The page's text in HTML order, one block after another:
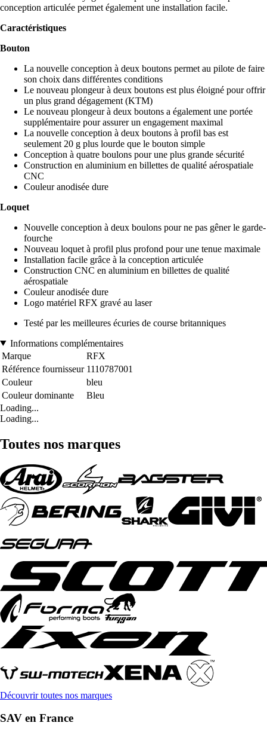
conception articulée permet également une installation facile.
Caractéristiques
Bouton
La nouvelle conception à deux boutons permet au pilote de faire
son choix dans différentes conditions
Le nouveau plongeur à deux boutons est plus éloigné pour offrir
un plus grand dégagement (KTM)
Le nouveau plongeur à deux boutons a également une portée
supplémentaire pour assurer un engagement maximal
La nouvelle conception à deux boutons à profil bas est
seulement 20 g plus lourde que le bouton simple
Conception à quatre boulons pour une plus grande sécurité
Construction en aluminium en billettes de qualité aérospatiale
CNC
Couleur anodisée dure
Loquet
Nouvelle conception à deux boulons pour ne pas gêner le garde-
fourche
Nouveau loquet à profil plus profond pour une tenue maximale
Installation facile grâce à la conception articulée
Construction CNC en aluminium en billettes de qualité
aérospatiale
Couleur anodisée dure
Logo matériel RFX gravé au laser
Testé par les meilleures écuries de course britanniques
Informations complémentaires
Marque
RFX
Référence fournisseur 1110787001
Couleur
bleu
Couleur dominante
Bleu
Loading...
Loading...
Toutes nos marques
Découvrir toutes nos marques
SAV en France